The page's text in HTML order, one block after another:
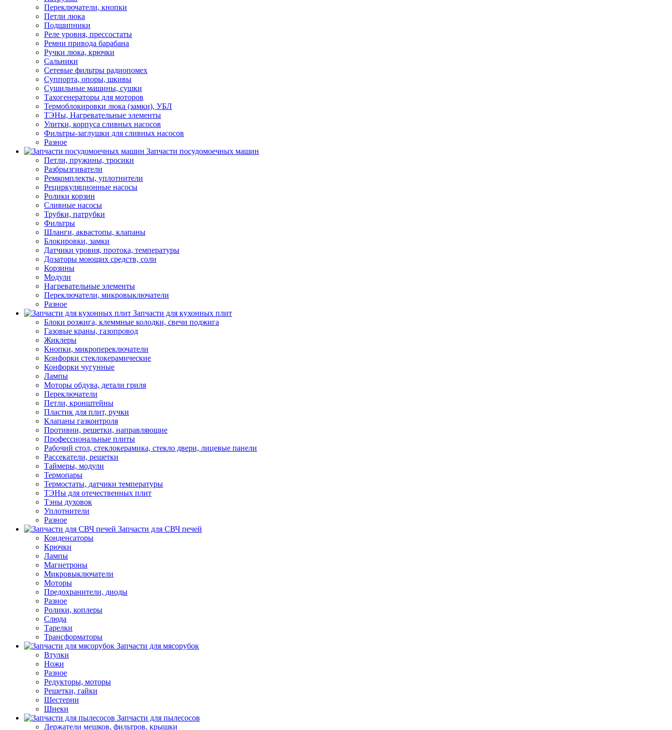
Переключатели, кнопки
Петли люка
Подшипники
Реле уровня, прессостаты
Ремни привода барабана
Ручки люка, крючки
Сальники
Сетевые фильтры радиопомех
Суппорта, опоры, шкивы
Сушильные машины, сушки
Тахогенераторы для моторов
Термоблокировки люка (замки), УБЛ
ТЭНы, Нагревательные элементы
Улитки, корпуса сливных насосов
Фильтры-заглушки для сливных насосов
Разное
Запчасти посудомоечных машин
Петли, пружины, тросики
Разбрызгиватели
Ремкомплекты, уплотнители
Рециркуляционные насосы
Ролики корзин
Сливные насосы
Трубки, патрубки
Фильтры
Шланги, аквастопы, клапаны
Блокировки, замки
Датчики уровня, протока, температуры
Дозаторы моющих средств, соли
Корзины
Модули
Нагревательные элементы
Переключатели, микровыключатели
Разное
Запчасти для кухонных плит
Блоки розжига, клеммные колодки, свечи поджига
Газовые краны, газопровод
Жиклеры
Кнопки, микропереключатели
Конфорки стеклокерамические
Конфорки чугунные
Лампы
Моторы обдува, детали гриля
Переключатели
Петли, кронштейны
Пластик для плит, ручки
Клапаны газконтроля
Противни, решетки, направляющие
Профессиональные плиты
Рабочий стол, стеклокерамика, стекло двери, лицевые панели
Рассекатели, решетки
Таймеры, модули
Термопары
Термостаты, датчики температуры
ТЭНы для отечественных плит
Тэны духовок
Уплотнители
Разное
Запчасти для СВЧ печей
Конденсаторы
Крючки
Лампы
Магнетроны
Микровыключатели
Моторы
Предохранители, диоды
Разное
Ролики, коплеры
Слюда
Тарелки
Трансформаторы
Запчасти для мясорубок
Втулки
Ножи
Разное
Редукторы, моторы
Решетки, гайки
Шестерни
Шнеки
Запчасти для пылесосов
Держатели мешков, фильтров, крышки